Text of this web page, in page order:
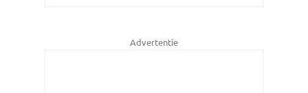
Advertentie